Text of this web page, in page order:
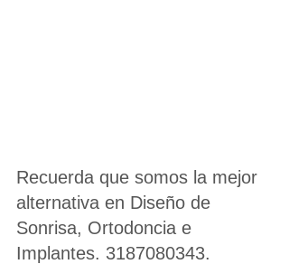
Recuerda que somos la mejor
alternativa en Diseño de
Sonrisa, Ortodoncia e
Implantes. 3187080343.